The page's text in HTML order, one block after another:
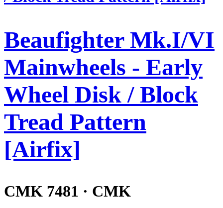
Beaufighter Mk.I/VI
Mainwheels - Early
Wheel Disk / Block
Tread Pattern
[Airfix]
CMK 7481 · CMK